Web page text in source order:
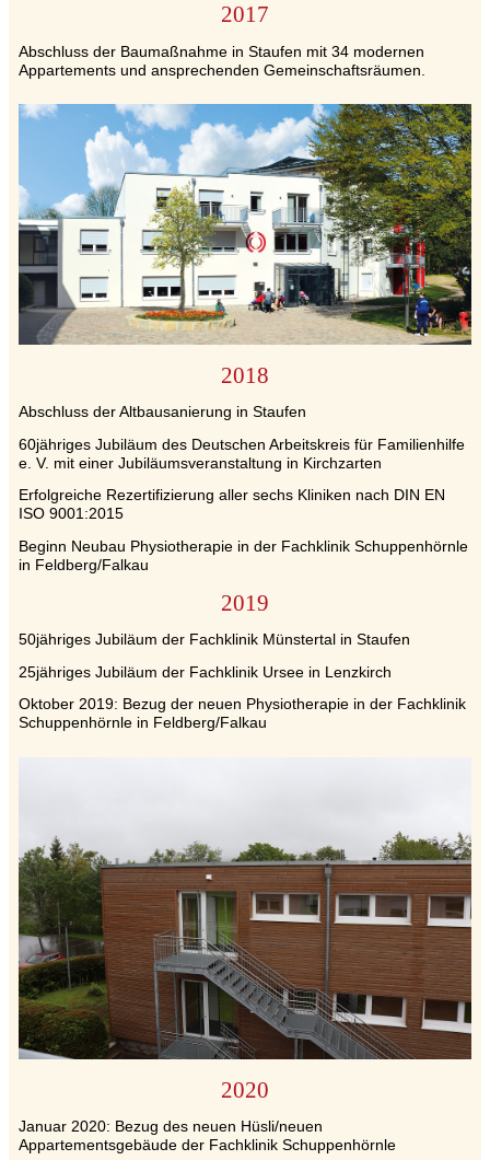
2017
Abschluss der Baumaßnahme in Staufen mit 34 modernen
Appartements und ansprechenden Gemeinschaftsräumen.
2018
Abschluss der Altbausanierung in Staufen
60jähriges Jubiläum des Deutschen Arbeitskreis für Familienhilfe
e. V. mit einer Jubiläumsveranstaltung in Kirchzarten
Erfolgreiche Rezertifizierung aller sechs Kliniken nach DIN EN
ISO 9001:2015
Beginn Neubau Physiotherapie in der Fachklinik Schuppenhörnle
in Feldberg/Falkau
2019
50jähriges Jubiläum der Fachklinik Münstertal in Staufen
25jähriges Jubiläum der Fachklinik Ursee in Lenzkirch
Oktober 2019: Bezug der neuen Physiotherapie in der Fachklinik
Schuppenhörnle in Feldberg/Falkau
2020
Januar 2020: Bezug des neuen Hüsli/neuen
Appartementsgebäude der Fachklinik Schuppenhörnle